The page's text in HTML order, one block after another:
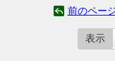
前のペー
表示